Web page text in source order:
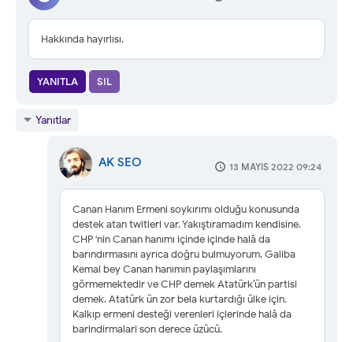
Hakkında hayırlısı.
YANITLA SIL
Yanıtlar
AK SEO 13 MAYIS 2022 09:24
Canan Hanım Ermeni soykırımı olduğu konusunda
destek atan twitleri var. Yakıştıramadım kendisine.
CHP 'nin Canan hanımı içinde içinde halâ da
barındırmasını ayrıca doğru bulmuyorum. Galiba
Kemal bey Canan hanımın paylaşımlarını
görmemektedir ve CHP demek Atatürk’ün partisi
demek. Atatürk ün zor bela kurtardığı ülke için.
Kalkıp ermeni desteği verenleri içlerinde halâ da
barindirmalari son derece üzücü.